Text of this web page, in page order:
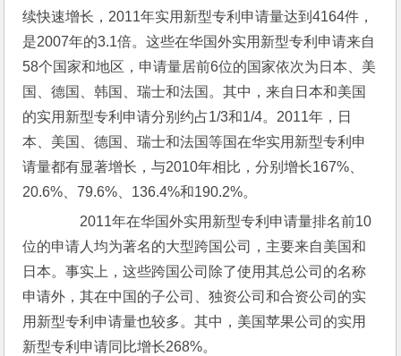
续快速增长，2011年实用新型专利申请量达到4164件，
是2007年的3.1倍。这些在华国外实用新型专利申请来自
58个国家和地区，申请量居前6位的国家依次为日本、美
国、德国、韩国、瑞士和法国。其中，来自日本和美国
的实用新型专利申请分别约占1/3和1/4。2011年，日
本、美国、德国、瑞士和法国等国在华实用新型专利申
请量都有显著增长，与2010年相比，分别增长167%、
20.6%、79.6%、136.4%和190.2%。
2011年在华国外实用新型专利申请量排名前10
位的申请人均为著名的大型跨国公司，主要来自美国和
日本。事实上，这些跨国公司除了使用其总公司的名称
申请外，其在中国的子公司、独资公司和合资公司的实
用新型专利申请量也较多。其中，美国苹果公司的实用
新型专利申请同比增长268%。